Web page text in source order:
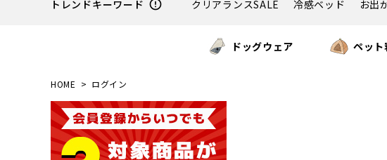
トレンドキーワード error_outline クリアランスSALE 冷感ベッド お出
ドッグウェア ペット
HOME ログイン